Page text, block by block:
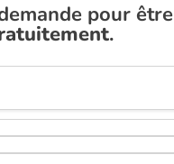
pour être
.